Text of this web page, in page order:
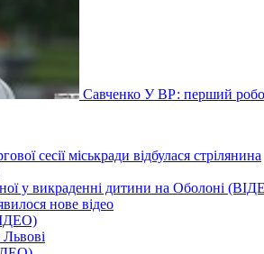
Савченко У ВР: перший
сесії міськради відбулася стрілянина
у викраденні дитини на Оболоні
нове відео
Львові